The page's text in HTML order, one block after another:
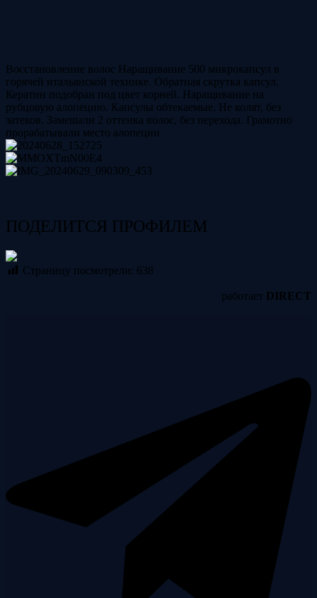
Восстановление волос Наращивание 500 микрокапсул в
горячей итальянской технике. Обратная скрутка капсул.
Кератин подобран под цвет корней. Наращивание на
рубцовую алопецию. Капсулы обтекаемые. Не колят, без
затеков. Замешали 2 оттенка волос, без перехода. Грамотно
прорабатывали место алопеции
ПОДЕЛИТСЯ ПРОФИЛЕМ
Страницу посмотрели: 638
работает DIRECT